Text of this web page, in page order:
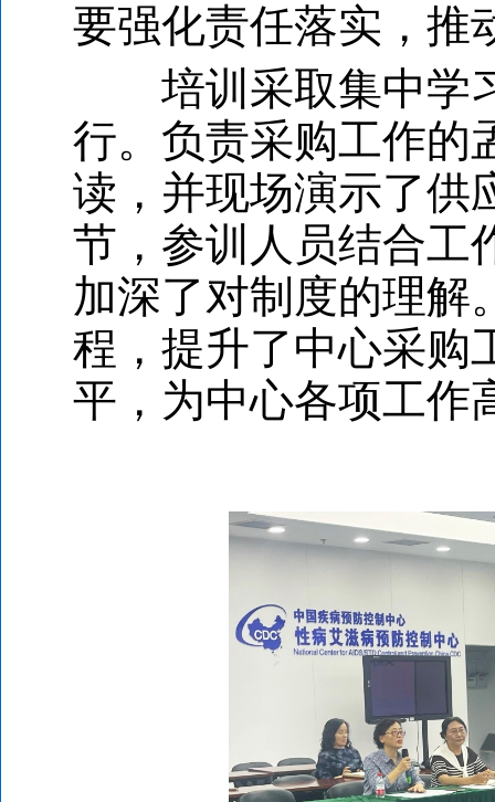
要强化责任落实，推
培训采取集中学习
行。负责采购工作的
读，并现场演示了供
节，参训人员结合工
加深了对制度的理解
程，提升了中心采购
平，为中心各项工作